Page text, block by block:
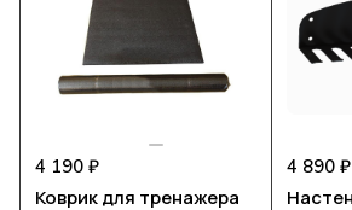
4 190 ₽
Коврик для тренажера
4 890 ₽